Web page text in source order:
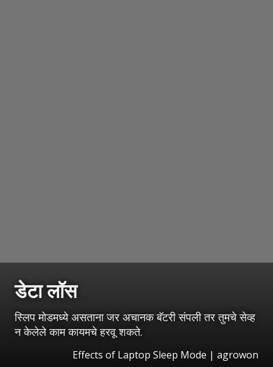
डेटा लॉस
स्लिप मोडमध्ये असताना जर अचानक बॅटरी संपली तर तुमचे सेव्ह
न केलेले काम कायमचे हरवू शकते.
Effects of Laptop Sleep Mode | agrowon